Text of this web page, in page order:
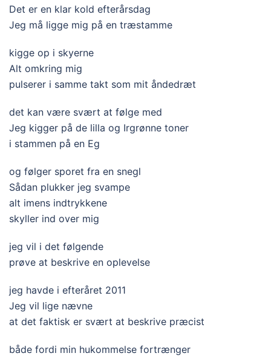
Det er en klar kold efterårsdag
Jeg må ligge mig på en træstamme
kigge op i skyerne
Alt omkring mig
pulserer i samme takt som mit åndedræt
det kan være svært at følge med
Jeg kigger på de lilla og Irgrønne toner
i stammen på en Eg
og følger sporet fra en snegl
Sådan plukker jeg svampe
alt imens indtrykkene
skyller ind over mig
jeg vil i det følgende
prøve at beskrive en oplevelse
jeg havde i efteråret 2011
Jeg vil lige nævne
at det faktisk er svært at beskrive præcist
både fordi min hukommelse fortrænger